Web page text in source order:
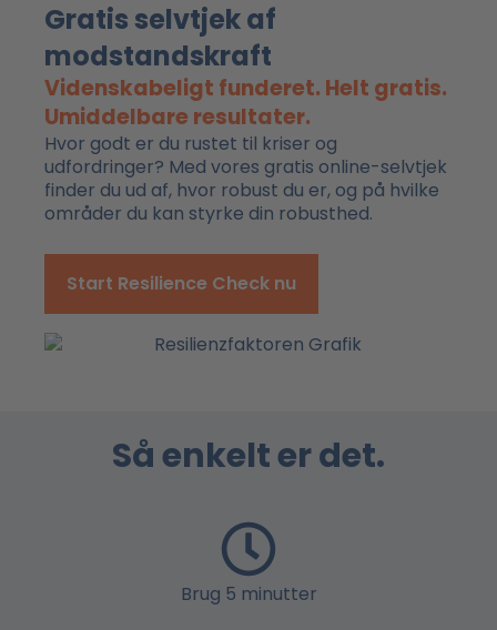
Gratis selvtjek af
modstandskraft
Videnskabeligt funderet. Helt gratis.
Umiddelbare resultater.
Hvor godt er du rustet til kriser og
udfordringer? Med vores gratis online-selvtjek
finder du ud af, hvor robust du er, og på hvilke
områder du kan styrke din robusthed.
Start Resilience Check nu
Så enkelt er det.
Brug 5 minutter